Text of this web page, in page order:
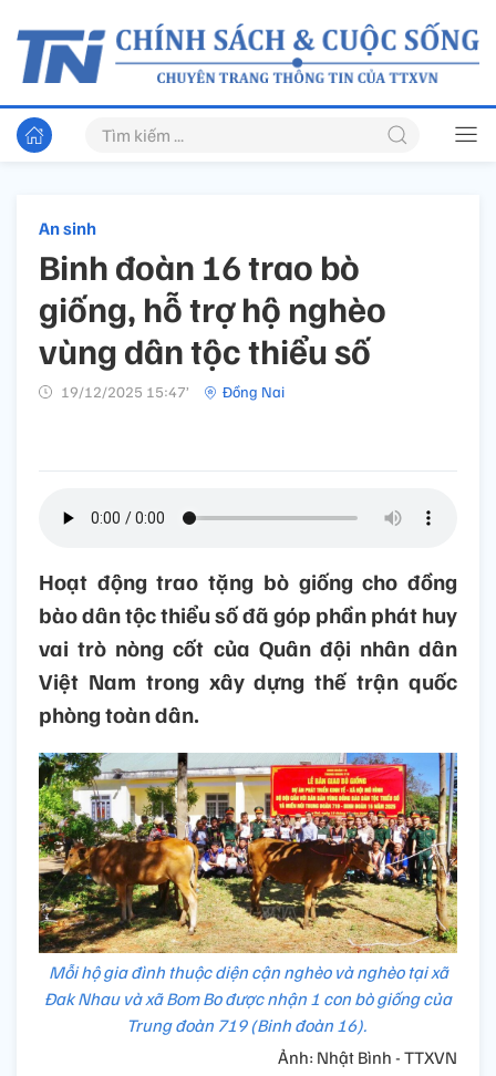
An sinh
Binh đoàn 16 trao bò
giống, hỗ trợ hộ nghèo
vùng dân tộc thiểu số
19/12/2025 15:47’ Đồng Nai
Hoạt động trao tặng bò giống cho đồng
bào dân tộc thiểu số đã góp phần phát huy
vai trò nòng cốt của Quân đội nhân dân
Việt Nam trong xây dựng thế trận quốc
phòng toàn dân.
Mỗi hộ gia đình thuộc diện cận nghèo và nghèo tại xã
Đak Nhau và xã Bom Bo được nhận 1 con bò giống của
Trung đoàn 719 (Binh đoàn 16).
Ảnh: Nhật Bình - TTXVN